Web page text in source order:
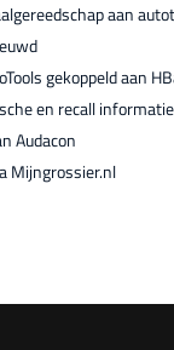
aan
gekoppeld aan
en recall
Audacon
Mijngrossier.nl